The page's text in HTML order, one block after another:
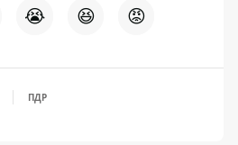
😭 😆 😡
ПДР